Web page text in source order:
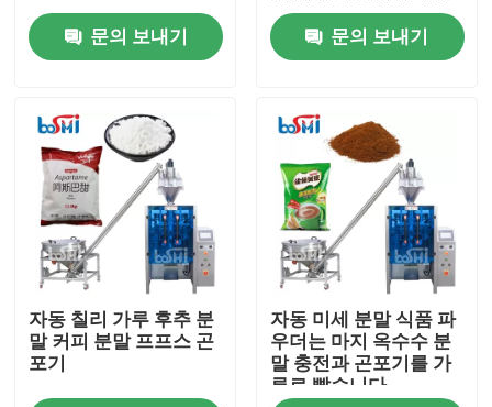
접촉
제품 소개
분말 포장기
수직 곤포기
문의 보내기
기
문의 보내기
자동 칠리 가루 후추 분
말 커피 분말 프프스 곤
포기
자동 미세 분말 식품 파
우더는 마지 옥수수 분
말 충전과 곤포기를 가
루로 빻습니다